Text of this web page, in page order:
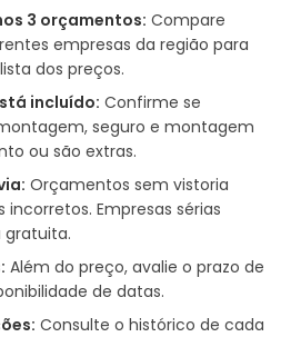
3 orçamentos: Compare
empresas da região para
dos preços.
incluído: Confirme se
seguro e montagem
ou são extras.
Orçamentos sem vistoria
Empresas sérias
Além do preço, avalie o prazo de
de datas.
Consulte o histórico de cada